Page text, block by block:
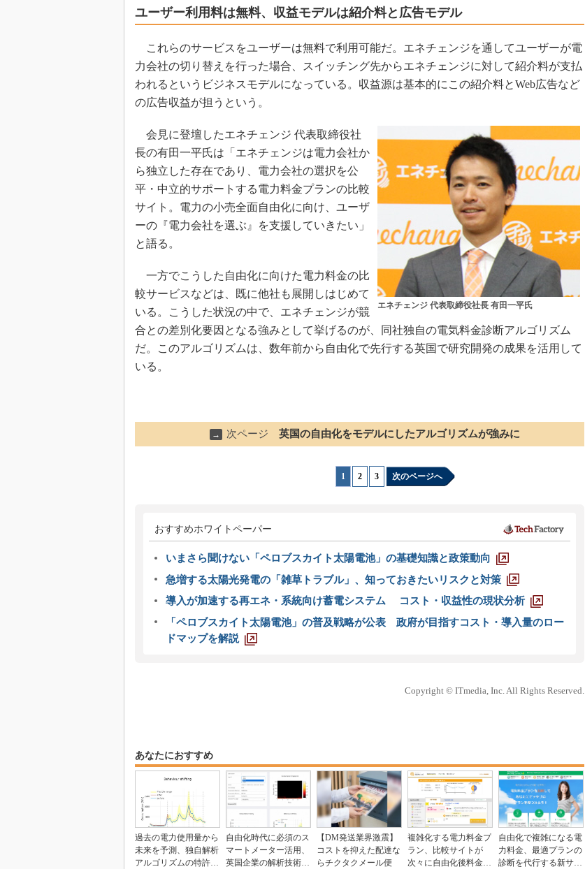
ユーザー利用料は無料、収益モデルは紹介料と広告モデル
これらのサービスをユーザーは無料で利用可能だ。エネチェンジを通してユーザーが電
力会社の切り替えを行った場合、スイッチング先からエネチェンジに対して紹介料が支払
われるというビジネスモデルになっている。収益源は基本的にこの紹介料とWeb広告など
の広告収益が担うという。
エネチェンジ 代表取締役社長 有田一平氏
会見に登壇したエネチェンジ 代表取締役社
長の有田一平氏は「エネチェンジは電力会社か
ら独立した存在であり、電力会社の選択を公
平・中立的サポートする電力料金プランの比較
サイト。電力の小売全面自由化に向け、ユーザ
ーの『電力会社を選ぶ』を支援していきたい」
と語る。
一方でこうした自由化に向けた電力料金の比
較サービスなどは、既に他社も展開しはじめて
いる。こうした状況の中で、エネチェンジが競
合との差別化要因となる強みとして挙げるのが、同社独自の電気料金診断アルゴリズム
だ。このアルゴリズムは、数年前から自由化で先行する英国で研究開発の成果を活用して
いる。
→ 次ページ 英国の自由化をモデルにしたアルゴリズムが強みに
1 2 3 次のページへ
おすすめホワイトペーパー
いまさら聞けない「ペロブスカイト太陽電池」の基礎知識と政策動向
急増する太陽光発電の「雑草トラブル」、知っておきたいリスクと対策
導入が加速する再エネ・系統向け蓄電システム コスト・収益性の現状分析
「ペロブスカイト太陽電池」の普及戦略が公表 政府が目指すコスト・導入量のロー
ドマップを解説
Copyright © ITmedia, Inc. All Rights Reserved.
あなたにおすすめ
過去の電力使用量から
未来を予測、独自解析
アルゴリズムの特許を
自由化時代に必須のス
マートメーター活用、
英国企業の解析技術を
【DM発送業界激震】
コストを抑えた配達な
らチクタクメール便
複雑化する電力料金プ
ラン、比較サイトが
次々に自由化後料金に
自由化で複雑になる電
力料金、最適プランの
診断を代行する新サー